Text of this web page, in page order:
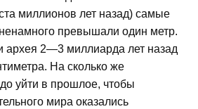
миллионов лет назад) самые
превышали один метр.
архея 2—3 миллиарда лет назад
На сколько же
уйти в прошлое, чтобы
мира оказались